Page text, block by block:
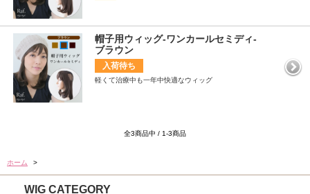
帽子用ウィッグ-ワンカールセミディ-
ブラウン
入荷待ち
軽くて治療中も一年中快適なウィッグ
全3商品中 / 1-3商品
ホーム >
WIG CATEGORY